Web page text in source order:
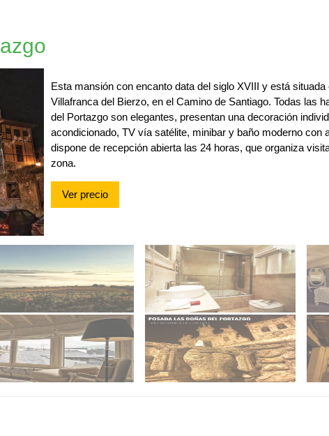
Esta mansión con encanto data del siglo XVIII y está
Villafranca del Bierzo, en el Camino de Santiago. Todas las
del Portazgo son elegantes, presentan una decoración
acondicionado, TV vía satélite, minibar y baño moderno con
dispone de recepción abierta las 24 horas, que organiza
zona.
Ver precio